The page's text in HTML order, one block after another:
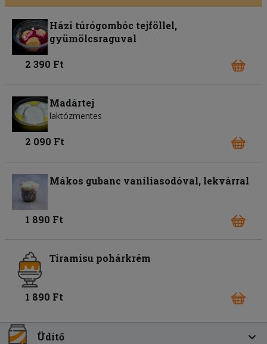
Házi túrógombóc tejföllel,
gyümölcsraguval
2 390 Ft
Madártej
laktózmentes
2 090 Ft
Mákos gubanc vaníliasodóval, lekvárral
1 890 Ft
Tiramisu pohárkrém
1 890 Ft
Üdítő